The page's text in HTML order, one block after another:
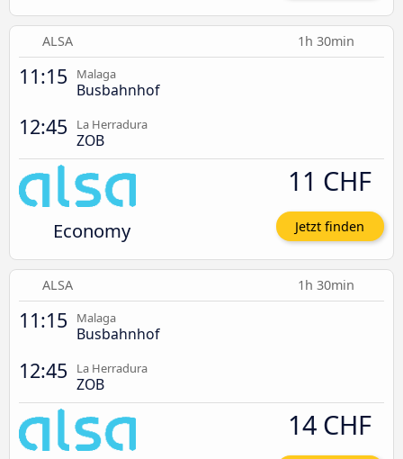
ALSA 1h 30min
11:15 Malaga
Busbahnhof
12:45 La Herradura
ZOB
Economy
11 CHF
Jetzt finden
ALSA 1h 30min
11:15 Malaga
Busbahnhof
12:45 La Herradura
ZOB
14 CHF